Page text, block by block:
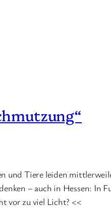
und Tiere leiden
– auch in Hessen: In
vor zu viel Licht? <<